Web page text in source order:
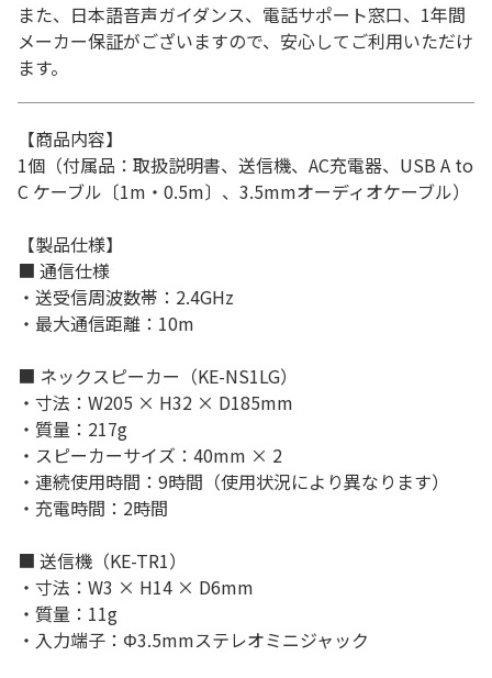
また、日本語音声ガイダンス、電話サポート窓口、1年間
メーカー保証がございますので、安心してご利用いただけ
ます。
【商品内容】
1個（付属品：取扱説明書、送信機、AC充電器、USB A to
C ケーブル〔1m・0.5m〕、3.5mmオーディオケーブル）
【製品仕様】
■ 通信仕様
・送受信周波数帯：2.4GHz
・最大通信距離：10m
■ ネックスピーカー（KE-NS1LG）
・寸法：W205 × H32 × D185mm
・質量：217g
・スピーカーサイズ：40mm × 2
・連続使用時間：9時間（使用状況により異なります）
・充電時間：2時間
■ 送信機（KE-TR1）
・寸法：W3 × H14 × D6mm
・質量：11g
・入力端子：Φ3.5mmステレオミニジャック